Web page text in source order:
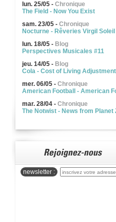
lun. 25/05 - Chronique
The Field - Now You Exist
sam. 23/05 - Chronique
Nocturne - Rêveries Virgil Soleil
lun. 18/05 - Blog
Perspectives Musicales #11
jeu. 14/05 - Blog
Cola - Cost of Living Adjustment
mer. 06/05 - Chronique
American Football - American
mar. 28/04 - Chronique
The Notwist - News from Planet
newsletter :